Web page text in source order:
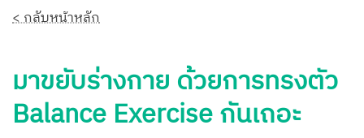
< กลับหน้าหลัก
มาขยับร่างกาย ด้วยการทรงตัว
Balance Exercise กันเถอะ